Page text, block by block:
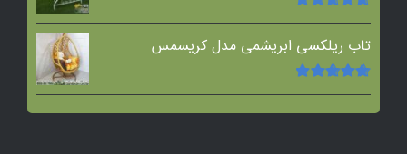
امتیاز5.00از
تاب ریلکسی ابریشمی مدل کریسمس
امتیاز5.00از